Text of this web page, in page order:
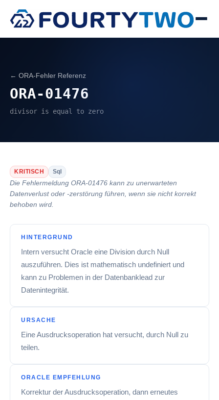
← ORA-Fehler Referenz
ORA-01476
divisor is equal to zero
KRITISCH Sql
Die Fehlermeldung ORA-01476 kann zu unerwarteten
Datenverlust oder -zerstörung führen, wenn sie nicht korrekt
behoben wird.
HINTERGRUND
Intern versucht Oracle eine Division durch Null
auszuführen. Dies ist mathematisch undefiniert und
kann zu Problemen in der Datenbanklead zur
Datenintegrität.
URSACHE
Eine Ausdrucksoperation hat versucht, durch Null zu
teilen.
ORACLE EMPFEHLUNG
Korrektur der Ausdrucksoperation, dann erneutes